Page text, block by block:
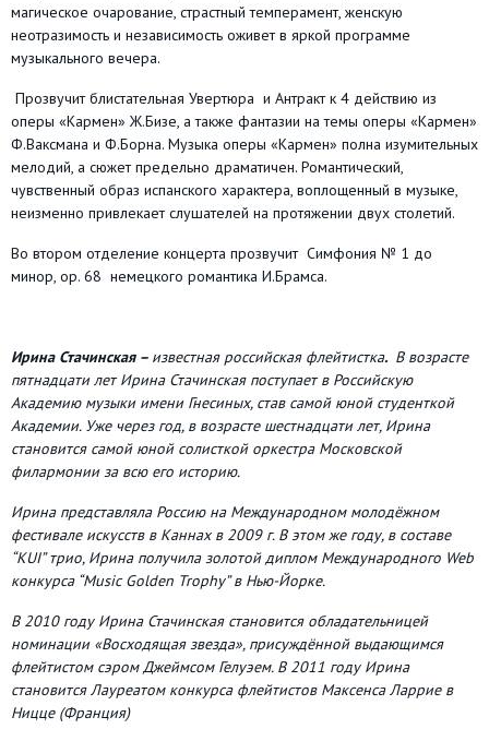
магическое очарование, страстный темперамент, женскую
неотразимость и независимость оживет в яркой программе
музыкального вечера.
Прозвучит блистательная Увертюра и Антракт к 4 действию из
оперы «Кармен» Ж.Бизе, а также фантазии на темы оперы «Кармен»
Ф.Ваксмана и Ф.Борна. Музыка оперы «Кармен» полна изумительных
мелодий, а сюжет предельно драматичен. Романтический,
чувственный образ испанского характера, воплощенный в музыке,
неизменно привлекает слушателей на протяжении двух столетий.
Во втором отделение концерта прозвучит Симфония № 1 до
минор, op. 68 немецкого романтика И.Брамса.
Ирина Стачинская – известная российская флейтистка. В возрасте
пятнадцати лет Ирина Стачинская поступает в Российскую
Академию музыки имени Гнесиных, став самой юной студенткой
Академии. Уже через год, в возрасте шестнадцати лет, Ирина
становится самой юной солисткой оркестра Московской
филармонии за всю его историю.
Ирина представляла Россию на Международном молодёжном
фестивале искусств в Каннах в 2009 г. В этом же году, в составе
“KUI” трио, Ирина получила золотой диплом Международного Web
конкурса “Music Golden Trophy” в Нью-Йорке.
В 2010 году Ирина Стачинская становится обладательницей
номинации «Восходящая звезда», присуждённой выдающимся
флейтистом сэром Джеймсом Гелуэем. В 2011 году Ирина
становится Лауреатом конкурса флейтистов Максенса Ларрие в
Ницце (Франция)